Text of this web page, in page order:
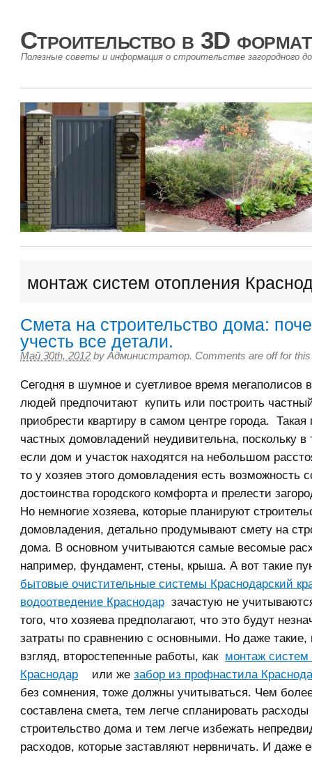
Строительство в 3D
Полезные советы и информация о строительстве загородного
монтаж систем отопления
Смета на строительство дома:
учесть все детали.
Май 30th, 2012 by Администратор. Comments are off for
Сегодня в шумное и суетливое время мегаполисов
людей предпочитают купить или построить
приобрести квартиру в самом центре города. Такая
частных домовладений неудивительна, поскольку в
если дом и участок находятся на небольшом
то у хозяев этого домовладения есть возможность
достоинства городского комфорта и прелести
Но немногие хозяева, которые планируют
домовладения, детально продумывают смету на
дома. В основном учитываются самые весомые
например, фундамент, стены, крыша. А вот такие
бытовые очистительные системы Краснодарский
водоотведение Краснодар зачастую не
того, что хозяева предполагают, что это будут
затраты по сравнению с основными. Но даже такие,
взгляд, второстепенные работы, как монтаж систем
Краснодар или же забор из профнастила
без сомнения, тоже должны учитываться. Чем
составлена смета, тем легче спланировать расходы
строительство дома и тем легче избежать
расходов, которые заставляют нервничать. И даже